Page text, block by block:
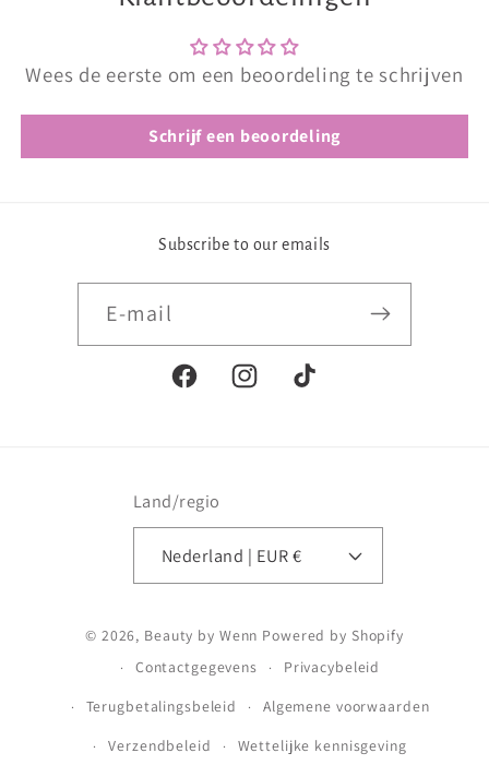
Wees de eerste om een beoordeling te schrijven
Schrijf een beoordeling
Subscribe to our emails
E‑mail
FacebookInstagramTikTok
Land/regio
Nederland | EUR €
© 2026, Beauty by Wenn Powered by Shopify
Contactgegevens
Privacybeleid
Terugbetalingsbeleid
Algemene voorwaarden
Verzendbeleid
Wettelijke kennisgeving